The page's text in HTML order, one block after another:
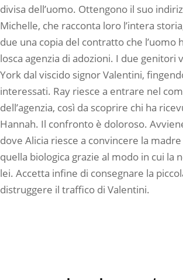
divisa dell’uomo. Ottengono il suo
Michelle, che racconta loro l’intera
due una copia del contratto che l’uomo
losca agenzia di adozioni. I due genitori
York dal viscido signor Valentini,
interessati. Ray riesce a entrare nel
dell’agenzia, così da scoprire chi ha
Hannah. Il confronto è doloroso.
dove Alicia riesce a convincere la
quella biologica grazie al modo in cui la
lei. Accetta infine di consegnare la
distruggere il traffico di Valentini.